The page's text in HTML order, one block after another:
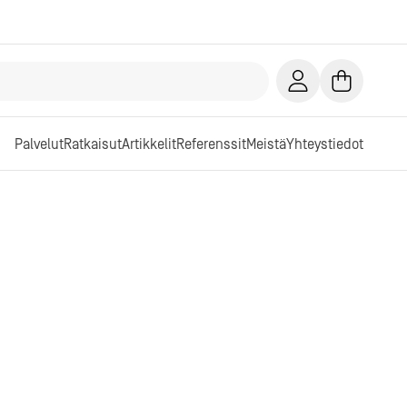
PalvelutRatkaisutArtikkelitReferenssitMeistäYhteystiedot